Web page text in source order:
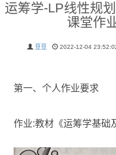
运筹学-LP线性规
课堂作
豆豆 2022-12-04
第一、个人作业要求
作业:教材《运筹学基础